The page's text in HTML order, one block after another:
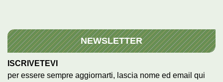
NEWSLETTER
ISCRIVETEVI
per essere sempre aggiornarti, lascia nome ed email qui